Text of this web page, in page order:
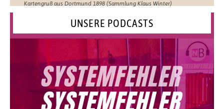
Kartengruß aus Dortmund 1898 (Sammlung Klaus Winter)
UNSERE PODCASTS